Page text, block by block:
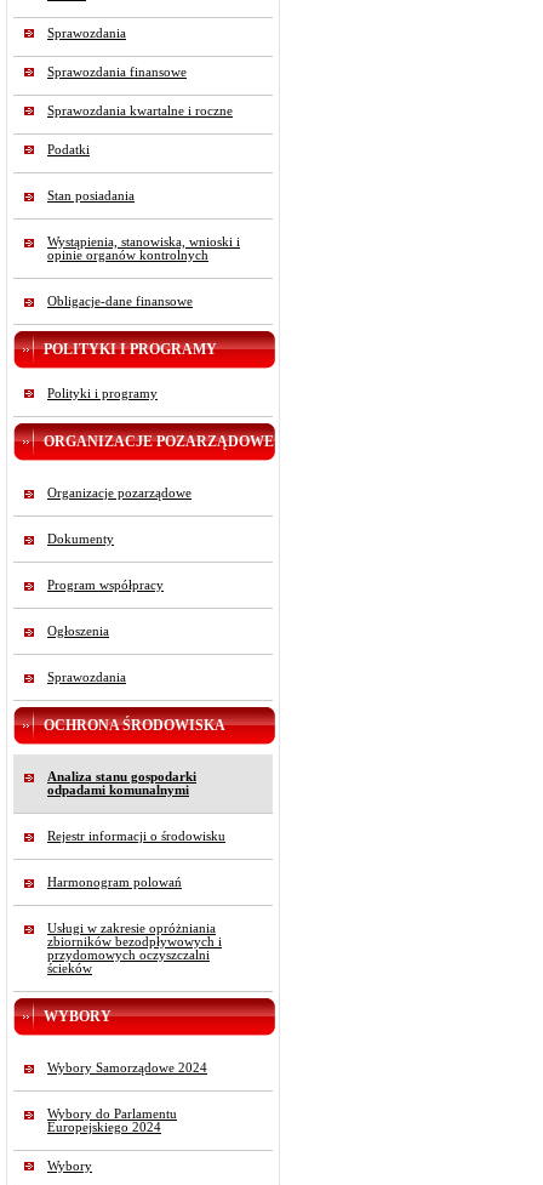
Sprawozdania
Sprawozdania finansowe
Sprawozdania kwartalne i roczne
Podatki
Stan posiadania
Wystąpienia, stanowiska, wnioski i
opinie organów kontrolnych
Obligacje-dane finansowe
POLITYKI I PROGRAMY
Polityki i programy
ORGANIZACJE POZARZĄDOWE
Organizacje pozarządowe
Dokumenty
Program współpracy
Ogłoszenia
Sprawozdania
OCHRONA ŚRODOWISKA
Analiza stanu gospodarki
odpadami komunalnymi
Rejestr informacji o środowisku
Harmonogram polowań
Usługi w zakresie opróżniania
zbiorników bezodpływowych i
przydomowych oczyszczalni
ścieków
WYBORY
Wybory Samorządowe 2024
Wybory do Parlamentu
Europejskiego 2024
Wybory